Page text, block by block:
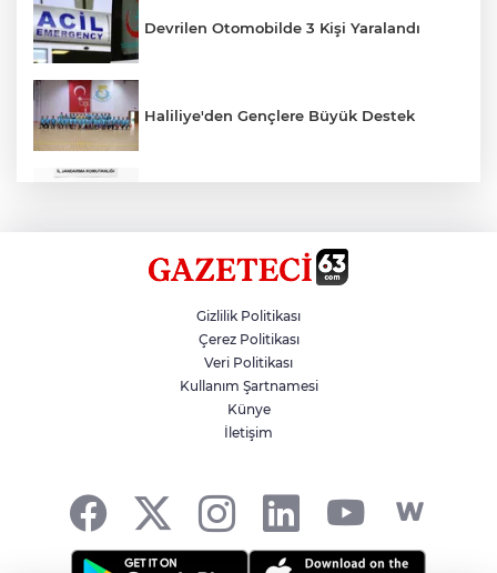
Devrilen Otomobilde 3 Kişi Yaralandı
Haliliye'den Gençlere Büyük Destek
Hikmet Başak’tan Ulaşım Çalışması
Atatürk Bulvarında Asfalt Yenileniyor
Gizlilik Politikası
Çerez Politikası
Veri Politikası
Kullanım Şartnamesi
Künye
İletişim